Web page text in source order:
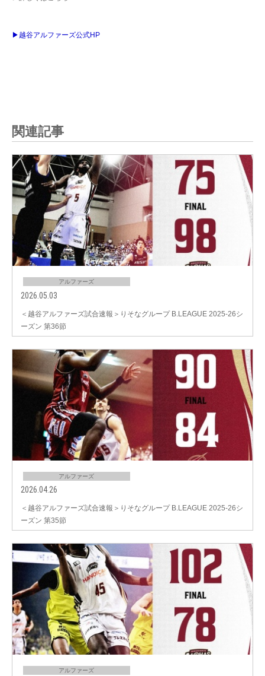
▶越谷アルファーズ公式HP
関連記事
アルファーズ
2026.05.03
＜越谷アルファーズ試合速報＞りそなグループ B.LEAGUE 2025-26シ
ーズン 第36節
アルファーズ
2026.04.26
＜越谷アルファーズ試合速報＞りそなグループ B.LEAGUE 2025-26シ
ーズン 第35節
アルファーズ